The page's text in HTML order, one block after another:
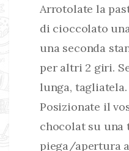
Arrotolate la
di cioccolato
una seconda
per altri 2 giri.
lunga, tagliatela.
Posizionate il
chocolat su una
piega/apertura